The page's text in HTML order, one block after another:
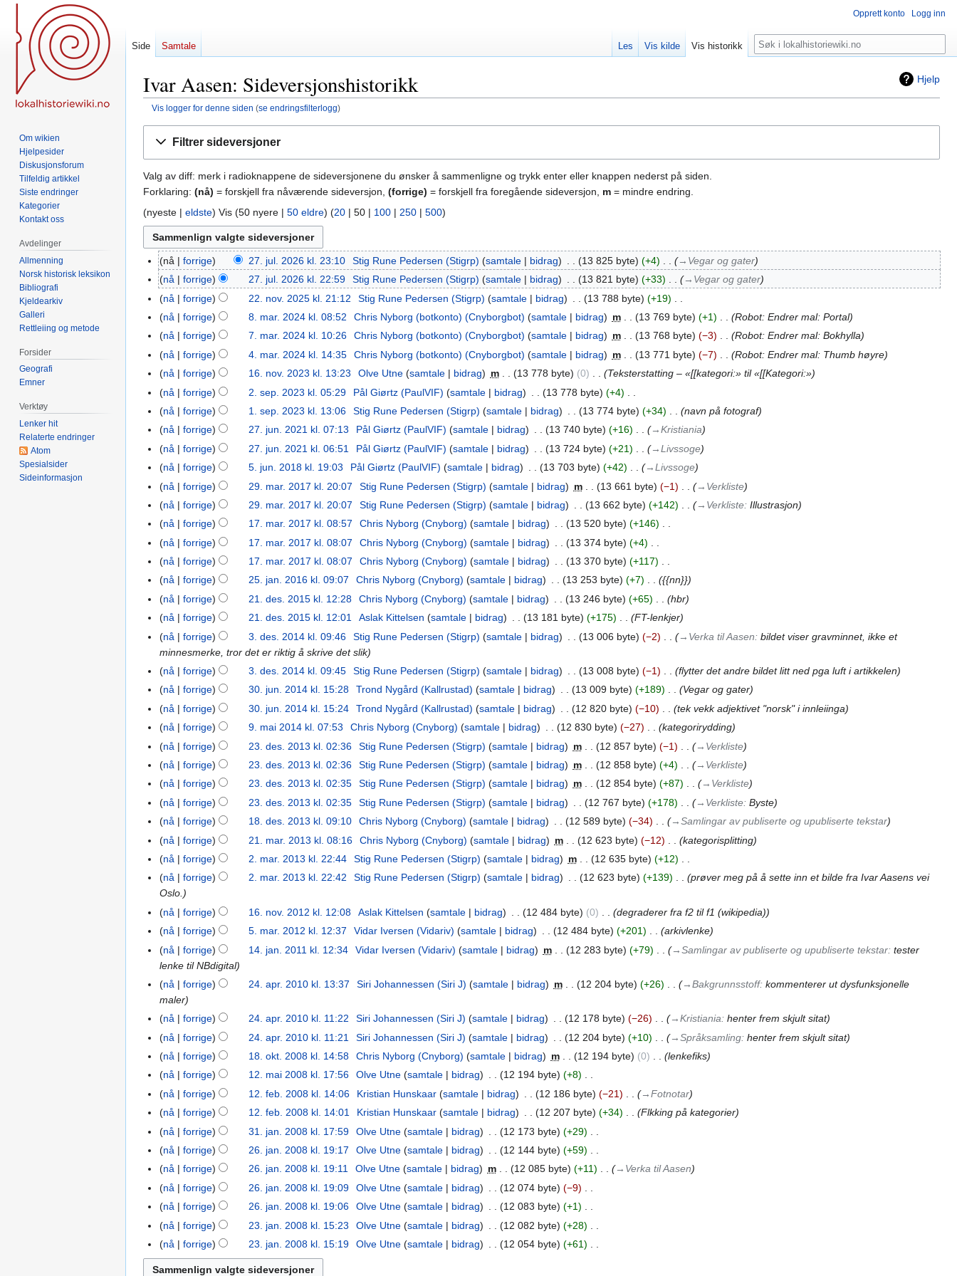
Hjelp
Ivar Aasen: Sideversjonshistorikk
Vis logger for denne siden (se endringsfilterlogg)
Filtrer sideversjoner
Valg av diff: merk i radioknappene de sideversjonene du ønsker å sammenligne og trykk enter eller knappen nederst på siden.
Forklaring: (nå) = forskjell fra nåværende sideversjon, (forrige) = forskjell fra foregående sideversjon, m = mindre endring.
(nyeste | eldste) Vis (50 nyere | 50 eldre) (20 | 50 | 100 | 250 | 500)
27.
jul.
2026
nå forrige 27. jul. 2026 kl. 23:10 Stig Rune Pedersen (Stigrp) samtale bidrag 13 825 byte +4
→‎Vegar og gater
nå
forrige 27. jul. 2026 kl. 22:59 Stig Rune Pedersen (Stigrp) samtale bidrag 13 821 byte +33
→‎Vegar og gater
22.
nov.
2025
nå forrige 22. nov. 2025 kl. 21:12 Stig Rune Pedersen (Stigrp) samtale bidrag 13 788 byte +19
I
g
e
n
r
e
g
e
r
i
g
s
f
o
r
a
r
i
n
g
8.
mar.
2024
nå forrige 8. mar. 2024 kl. 08:52 Chris Nyborg (botkonto) (Cnyborgbot) samtale bidrag m 13 769 byte +1
Robot: Endrer mal: Portal
7.
mar.
2024
nå forrige 7. mar. 2024 kl. 10:26 Chris Nyborg (botkonto) (Cnyborgbot) samtale bidrag m 13 768 byte −3
Robot: Endrer mal: Bokhylla
4.
mar.
2024
nå forrige 4. mar. 2024 kl. 14:35 Chris Nyborg (botkonto) (Cnyborgbot) samtale bidrag m 13 771 byte −7
Robot: Endrer mal: Thumb høyre
16.
nov.
2023
nå forrige 16. nov. 2023 kl. 13:23 Olve Utne samtale bidrag m 13 778 byte 0
Teksterstatting – «[[kategori:» til «[[Kategori:»
2.
sep.
2023
nå forrige 2. sep. 2023 kl. 05:29 Pål Giørtz (PaulVIF) samtale bidrag 13 778 byte +4
I
g
e
n
r
e
i
g
e
r
i
g
s
f
o
r
k
a
r
i
n
g
1.
sep.
2023
nå forrige 1. sep. 2023 kl. 13:06 Stig Rune Pedersen (Stigrp) samtale bidrag 13 774 byte +34
navn på fotograf
27.
jun.
2021
nå forrige 27. jun. 2021 kl. 07:13 Pål Giørtz (PaulVIF) samtale bidrag 13 740 byte +16
→‎Kristiania
nå
forrige 27. jun. 2021 kl. 06:51 Pål Giørtz (PaulVIF) samtale bidrag 13 724 byte +21
→‎Livssoge
5.
jun.
2018
nå forrige 5. jun. 2018 kl. 19:03 Pål Giørtz (PaulVIF) samtale bidrag 13 703 byte +42
→‎Livssoge
29.
mar.
2017
nå forrige 29. mar. 2017 kl. 20:07 Stig Rune Pedersen (Stigrp) samtale bidrag m 13 661 byte −1
→‎Verkliste
nå
forrige 29. mar. 2017 kl. 20:07 Stig Rune Pedersen (Stigrp) samtale bidrag 13 662 byte +142 →‎Verkliste: Illustrasjon
17.
mar.
2017
nå forrige 17. mar. 2017 kl. 08:57 Chris Nyborg (Cnyborg) samtale bidrag 13 520 byte +146
I
g
e
n
r
e
d
g
e
r
i
n
s
f
o
r
k
a
r
i
n
g
nå forrige 17. mar. 2017 kl. 08:07 Chris Nyborg (Cnyborg) samtale bidrag 13 374 byte +4
I
g
e
n
r
e
d
g
e
r
i
n
s
f
o
r
k
a
i
n
g
nå forrige 17. mar. 2017 kl. 08:07 Chris Nyborg (Cnyborg) samtale bidrag 13 370 byte +117
I
g
e
n
r
e
d
g
e
r
i
n
s
f
o
r
k
l
r
i
n
g
25.
jan.
2016
nå forrige 25. jan. 2016 kl. 09:07 Chris Nyborg (Cnyborg) samtale bidrag 13 253 byte +7
{{nn}}
21.
des.
2015
nå forrige 21. des. 2015 kl. 12:28 Chris Nyborg (Cnyborg) samtale bidrag 13 246 byte +65
hbr
nå
forrige 21. des. 2015 kl. 12:01 Aslak Kittelsen samtale bidrag 13 181 byte +175
FT-lenkjer
3.
des.
2014
nå forrige 3. des. 2014 kl. 09:46 Stig Rune Pedersen (Stigrp) samtale bidrag 13 006 byte −2 →‎Verka til Aasen: bildet viser gravminnet, ikke et
minnesmerke, tror det er riktig å skrive det slik
nå
forrige 3. des. 2014 kl. 09:45 Stig Rune Pedersen (Stigrp) samtale bidrag 13 008 byte −1
flytter det andre bildet litt ned pga luft i artikkelen
30.
jun.
2014
nå forrige 30. jun. 2014 kl. 15:28 Trond Nygård (Kallrustad) samtale bidrag 13 009 byte +189
Vegar og gater
nå
forrige 30. jun. 2014 kl. 15:24 Trond Nygård (Kallrustad) samtale bidrag 12 820 byte −10
tek vekk adjektivet "norsk" i innleiinga
9.
mai
2014
nå forrige 9. mai 2014 kl. 07:53 Chris Nyborg (Cnyborg) samtale bidrag 12 830 byte −27
kategorirydding
23.
des.
2013
nå forrige 23. des. 2013 kl. 02:36 Stig Rune Pedersen (Stigrp) samtale bidrag m 12 857 byte −1
→‎Verkliste
nå
forrige 23. des. 2013 kl. 02:36 Stig Rune Pedersen (Stigrp) samtale bidrag m 12 858 byte +4
→‎Verkliste
nå
forrige 23. des. 2013 kl. 02:35 Stig Rune Pedersen (Stigrp) samtale bidrag m 12 854 byte +87
→‎Verkliste
nå
forrige 23. des. 2013 kl. 02:35 Stig Rune Pedersen (Stigrp) samtale bidrag 12 767 byte +178 →‎Verkliste: Byste
18.
des.
2013
nå forrige 18. des. 2013 kl. 09:10 Chris Nyborg (Cnyborg) samtale bidrag 12 589 byte −34
→‎Samlingar av publiserte og upubliserte tekstar
21.
mar.
2013
nå forrige 21. mar. 2013 kl. 08:16 Chris Nyborg (Cnyborg) samtale bidrag m 12 623 byte −12
kategorisplitting
2.
mar.
2013
nå forrige 2. mar. 2013 kl. 22:44 Stig Rune Pedersen (Stigrp) samtale bidrag m 12 635 byte +12
I
n
e
n
r
e
d
i
g
r
i
n
g
s
o
r
k
l
a
i
n
nå forrige 2. mar. 2013 kl. 22:42 Stig Rune Pedersen (Stigrp) samtale bidrag 12 623 byte +139
prøver meg på å sette inn et bilde fra Ivar Aasens vei
Oslo.
16.
nov.
2012
nå forrige 16. nov. 2012 kl. 12:08 Aslak Kittelsen samtale bidrag 12 484 byte 0
degraderer fra f2 til f1 (wikipedia)
5.
mar.
2012
nå forrige 5. mar. 2012 kl. 12:37 Vidar Iversen (Vidariv) samtale bidrag 12 484 byte +201
arkivlenke
14.
jan.
2011
nå forrige 14. jan. 2011 kl. 12:34 Vidar Iversen (Vidariv) samtale bidrag m 12 283 byte +79 →‎Samlingar av publiserte og upubliserte tekstar: tester
lenke til NBdigital
24.
apr.
2010
nå forrige 24. apr. 2010 kl. 13:37 Siri Johannessen (Siri J) samtale bidrag m 12 204 byte +26 →‎Bakgrunnsstoff: kommenterer ut dysfunksjonelle
maler
nå
forrige 24. apr. 2010 kl. 11:22 Siri Johannessen (Siri J) samtale bidrag 12 178 byte −26 →‎Kristiania: henter frem skjult sitat
nå
forrige 24. apr. 2010 kl. 11:21 Siri Johannessen (Siri J) samtale bidrag 12 204 byte +10 →‎Språksamling: henter frem skjult sitat
18.
okt.
2008
nå forrige 18. okt. 2008 kl. 14:58 Chris Nyborg (Cnyborg) samtale bidrag m 12 194 byte 0
lenkefiks
12.
mai
2008
nå forrige 12. mai 2008 kl. 17:56 Olve Utne samtale bidrag 12 194 byte +8
I
g
e
n
r
e
i
g
e
r
12.
feb.
2008
nå forrige 12. feb. 2008 kl. 14:06 Kristian Hunskaar samtale bidrag 12 186 byte −21
→‎Fotnotar
nå
forrige 12. feb. 2008 kl. 14:01 Kristian Hunskaar samtale bidrag 12 207 byte +34
Flkking på kategorier
31.
jan.
2008
nå forrige 31. jan. 2008 kl. 17:59 Olve Utne samtale bidrag 12 173 byte +29
I
g
e
n
r
e
d
i
26.
jan.
2008
nå forrige 26. jan. 2008 kl. 19:17 Olve Utne samtale bidrag 12 144 byte +59
I
g
e
n
r
e
nå forrige 26. jan. 2008 kl. 19:11 Olve Utne samtale bidrag m 12 085 byte +11
→‎Verka til Aasen
nå
forrige 26. jan. 2008 kl. 19:09 Olve Utne samtale bidrag 12 074 byte −9
I
g
e
nå forrige 26. jan. 2008 kl. 19:06 Olve Utne samtale bidrag 12 083 byte +1
I
g
e
23.
jan.
2008
nå forrige 23. jan. 2008 kl. 15:23 Olve Utne samtale bidrag 12 082 byte +28
I
n
g
nå forrige 23. jan. 2008 kl. 15:19 Olve Utne samtale bidrag 12 054 byte +61
I
Opprett konto Logg inn
Side Samtale Les Vis kilde Vis historikk Søk
Om wikien
Hjelpesider
Diskusjonsforum
Tilfeldig artikkel
Siste endringer
Kategorier
Kontakt oss
Avdelinger
Allmenning
Norsk historisk leksikon
Bibliografi
Kjeldearkiv
Galleri
Rettleiing og metode
Forsider
Geografi
Emner
Verktøy
Lenker hit
Relaterte endringer
Atom
Spesialsider
Sideinformasjon